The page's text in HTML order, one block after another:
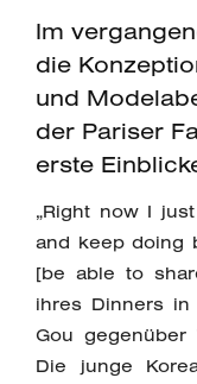
Im
die
und
der Pariser
erste
„Right now I
and keep doing
[be able to
ihres Dinners in
Gou gegenüber
Die junge